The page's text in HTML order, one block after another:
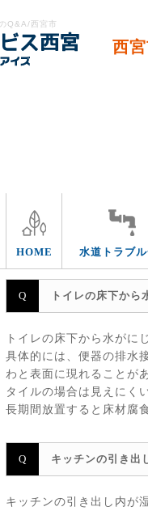
Q&A/西宮市
西
HOME 水道トラブ
トイレの床下から
トイレの床下から水がに
具体的には、便器の排水
わと表面に現れることが
タイルの場合は見えにく
長期間放置すると床材腐
キッチンの引き出
キッチンの引き出し内が